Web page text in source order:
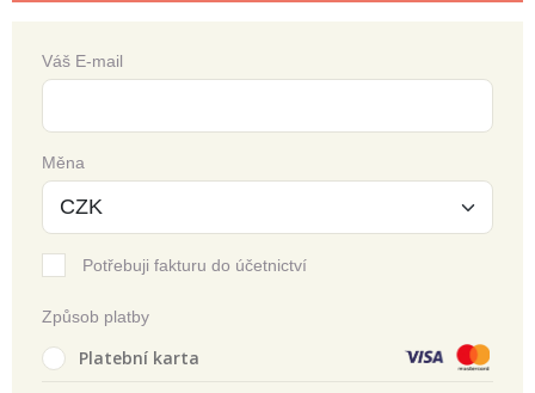
Váš E-mail
Měna
Potřebuji fakturu do účetnictví
Způsob platby
Platební karta